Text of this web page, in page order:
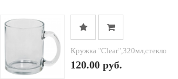
Кружка "Clear",320мл,стекло
120.00 руб.